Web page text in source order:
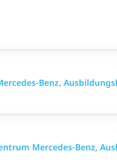
Benz,
Mercedes-Benz,